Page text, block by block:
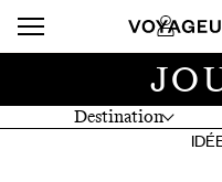
Destination